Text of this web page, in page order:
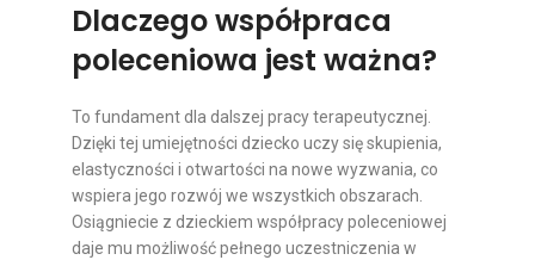
Dlaczego współpraca
poleceniowa jest ważna?
To fundament dla dalszej pracy terapeutycznej.
Dzięki tej umiejętności dziecko uczy się skupienia,
elastyczności i otwartości na nowe wyzwania, co
wspiera jego rozwój we wszystkich obszarach.
Osiągniecie z dzieckiem współpracy poleceniowej
daje mu możliwość pełnego uczestniczenia w